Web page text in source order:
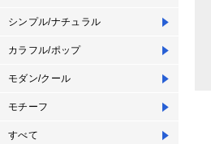
シンプル/ナチュラル
カラフル/ポップ
モダン/クール
モチーフ
すべて